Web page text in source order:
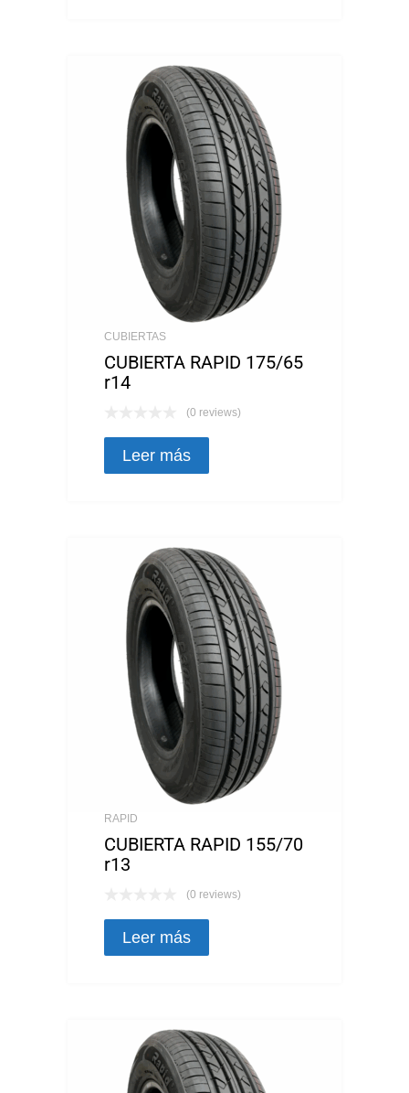
CUBIERTAS
CUBIERTA RAPID 175/65
r14
(0 reviews)
Leer más
RAPID
CUBIERTA RAPID 155/70
r13
(0 reviews)
Leer más